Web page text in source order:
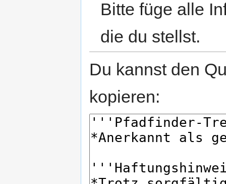
Bitte füge alle
die du stellst.
Du kannst den
kopieren: